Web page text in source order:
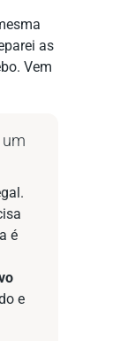
as
Vem
é
e